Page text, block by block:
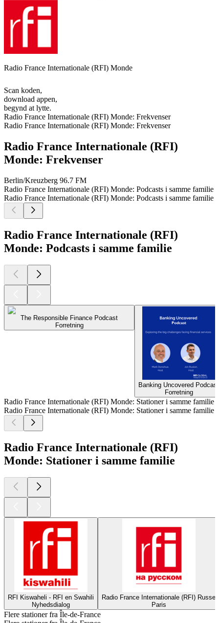
Radio France Internationale (RFI) Monde
Scan koden,
download appen,
begynd at lytte.
Radio France Internationale (RFI) Monde: Frekvenser
Radio France Internationale (RFI) Monde: Frekvenser
Radio France Internationale (RFI)
Monde: Frekvenser
Berlin/Kreuzberg 96.7 FM
Radio France Internationale (RFI) Monde: Podcasts i samme familie
Radio France Internationale (RFI) Monde: Podcasts i samme familie
Radio France Internationale (RFI)
Monde: Podcasts i samme familie
The Responsible Finance Podcast
Forretning
Banking Uncovered Podcast
Forretning
Radio France Internationale (RFI) Monde: Stationer i samme familie
Radio France Internationale (RFI) Monde: Stationer i samme familie
Radio France Internationale (RFI)
Monde: Stationer i samme familie
RFI Kiswaheli - RFI en Swahili
Nyhedsdialog
Radio France Internationale (RFI) Russe
Paris
Flere stationer fra Île-de-France